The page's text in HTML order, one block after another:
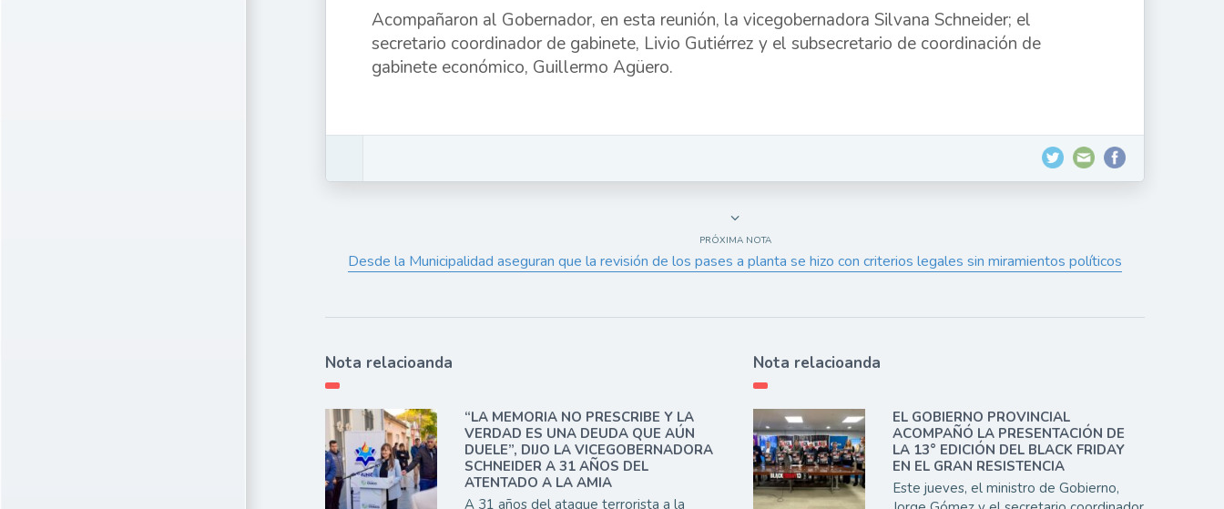
Acompañaron al Gobernador, en esta reunión, la vicegobernadora Silvana Schneider; el
secretario coordinador de gabinete, Livio Gutiérrez y el subsecretario de coordinación de
gabinete económico, Guillermo Agüero.
PRÓXIMA NOTA
Desde la Municipalidad aseguran que la revisión de los pases a planta se hizo con criterios legales sin miramientos políticos
Nota relacioanda
“LA MEMORIA NO PRESCRIBE Y LA
VERDAD ES UNA DEUDA QUE AÚN
DUELE”, DIJO LA VICEGOBERNADORA
SCHNEIDER A 31 AÑOS DEL
ATENTADO A LA AMIA
A 31 años del ataque terrorista a la
Nota relacioanda
EL GOBIERNO PROVINCIAL
ACOMPAÑÓ LA PRESENTACIÓN DE
LA 13° EDICIÓN DEL BLACK FRIDAY
EN EL GRAN RESISTENCIA
Este jueves, el ministro de Gobierno,